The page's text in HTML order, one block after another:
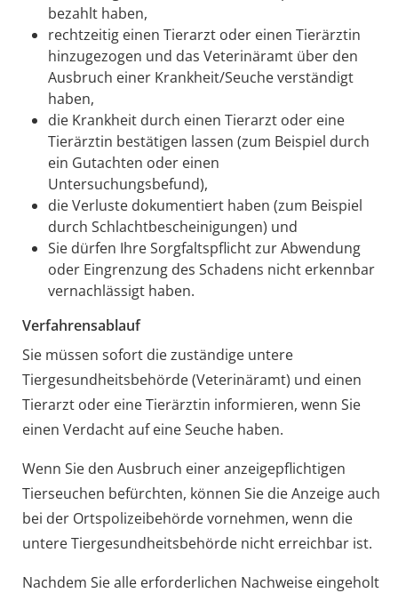
bezahlt haben,
rechtzeitig einen Tierarzt oder einen Tierärztin
hinzugezogen und das Veterinäramt über den
Ausbruch einer Krankheit/Seuche verständigt
haben,
die Krankheit durch einen Tierarzt oder eine
Tierärztin bestätigen lassen (zum Beispiel durch
ein Gutachten oder einen
Untersuchungsbefund),
die Verluste dokumentiert haben (zum Beispiel
durch Schlachtbescheinigungen) und
Sie dürfen Ihre Sorgfaltspflicht zur Abwendung
oder Eingrenzung des Schadens nicht erkennbar
vernachlässigt haben.
Verfahrensablauf
Sie müssen sofort die zuständige untere
Tiergesundheitsbehörde (Veterinäramt) und einen
Tierarzt oder eine Tierärztin informieren, wenn Sie
einen Verdacht auf eine Seuche haben.
Wenn Sie den Ausbruch einer anzeigepflichtigen
Tierseuchen befürchten, können Sie die Anzeige auch
bei der Ortspolizeibehörde vornehmen, wenn die
untere Tiergesundheitsbehörde nicht erreichbar ist.
Nachdem Sie alle erforderlichen Nachweise eingeholt